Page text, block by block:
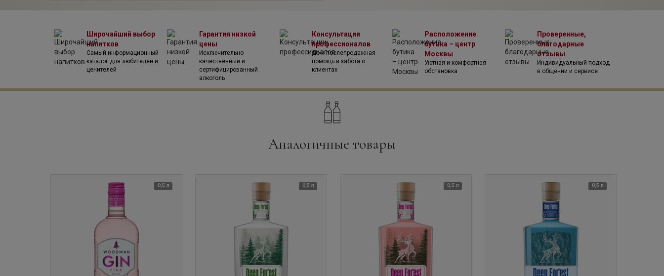
Широчайший выбор
напитков
Самый информационный
каталог для любителей и
ценителей
Гарантия низкой
цены
Исключительно
качественный и
сертифицированный
алкоголь
Консультации
профессионалов
До и послепродажная
помощь и забота о
клиентах
Расположение
бутика – центр
Москвы
Уютная и комфортная
обстановка
Проверенные,
благодарные
отзывы
Индивидуальный подход
в общении и сервисе
Аналогичные товары
0,5 л 0,5 л 0,5 л 0,5 л